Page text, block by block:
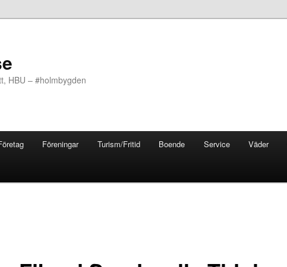
HBU – #holmbygden
Föreningar Turism/Fritid Boende Service Väder